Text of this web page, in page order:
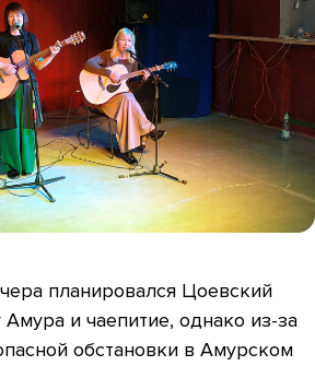
планировался Цоевский
Амура и чаепитие, однако из-за
обстановки в Амурском